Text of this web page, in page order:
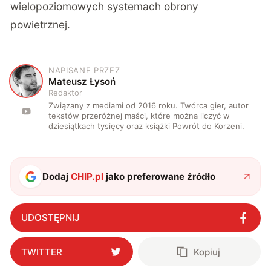
wielopoziomowych systemach obrony
powietrznej.
M
NAPISANE PRZEZ
Mateusz Łysoń
Redaktor
Związany z mediami od 2016 roku. Twórca gier, autor
tekstów przeróżnej maści, które można liczyć w
dziesiątkach tysięcy oraz książki Powrót do Korzeni.
DodajCHIP.pl jako preferowane źródło
UDOSTĘPNIJ
TWITTER Kopiuj